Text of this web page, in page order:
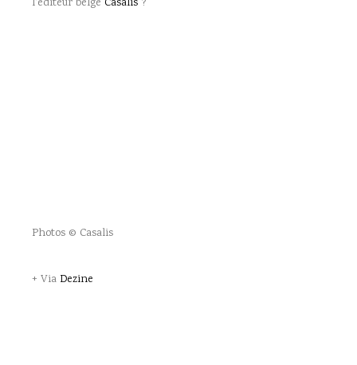
l’éditeur belge Casalis ?
Photos © Casalis
+ Via Dezine